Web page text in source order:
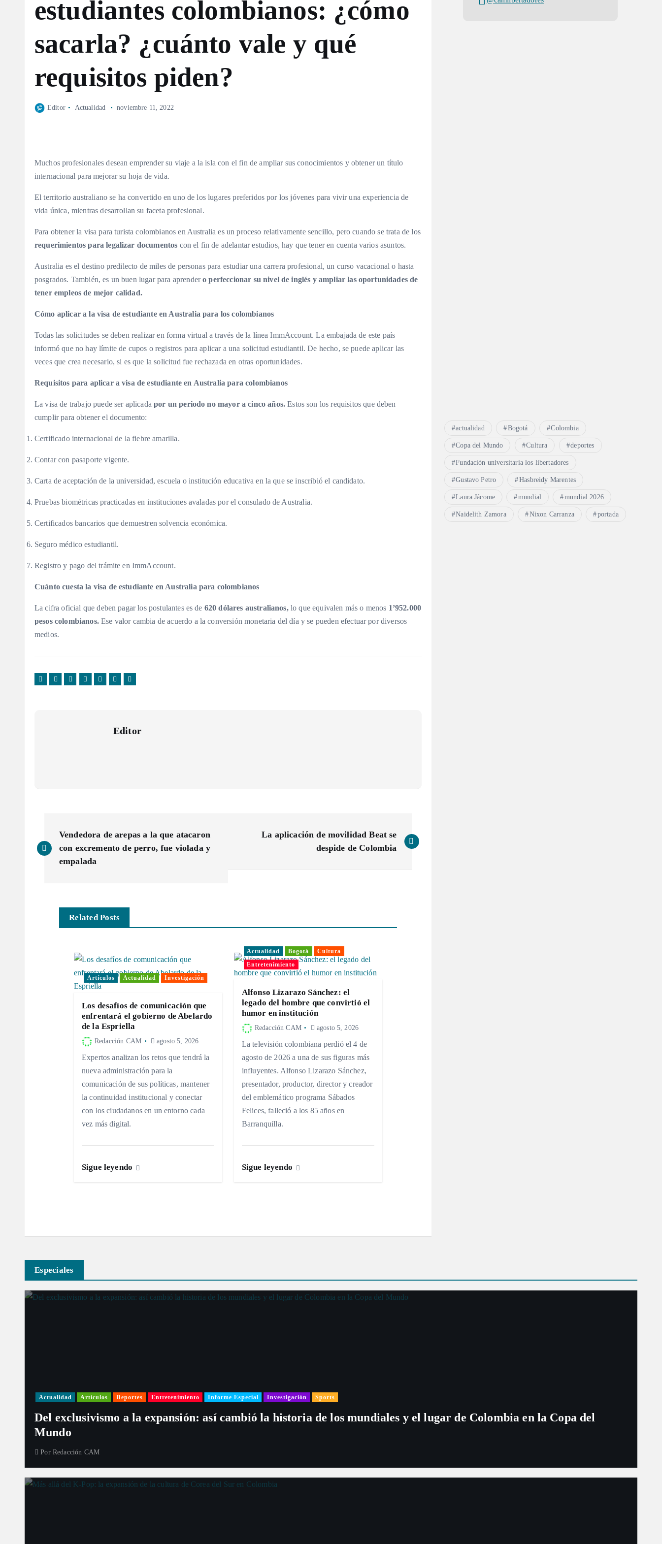
estudiantes colombianos: ¿cómo
sacarla? ¿cuánto vale y qué
requisitos piden?
Editor Actualidad noviembre 11, 2022
Muchos profesionales desean emprender su viaje a la isla con el fin de ampliar sus conocimientos y obtener un título
internacional para mejorar su hoja de vida.
El territorio australiano se ha convertido en uno de los lugares preferidos por los jóvenes para vivir una experiencia de
vida única, mientras desarrollan su faceta profesional.
Para obtener la visa para turista colombianos en Australia es un proceso relativamente sencillo, pero cuando se trata de los
requerimientos para legalizar documentos con el fin de adelantar estudios, hay que tener en cuenta varios asuntos.
Australia es el destino predilecto de miles de personas para estudiar una carrera profesional, un curso vacacional o hasta
posgrados. También, es un buen lugar para aprendero perfeccionar su nivel de inglés y ampliar las oportunidades de
tener empleos de mejor calidad.
Cómo aplicar a la visa de estudiante en Australia para los colombianos
Todas las solicitudes se deben realizar en forma virtual a través de la línea ImmAccount. La embajada de este país
informó que no hay límite de cupos o registros para aplicar a una solicitud estudiantil. De hecho, se puede aplicar las
veces que crea necesario, si es que la solicitud fue rechazada en otras oportunidades.
Requisitos para aplicar a visa de estudiante en Australia para colombianos
La visa de trabajo puede ser aplicadapor un periodo no mayor a cinco años.Estos son los requisitos que deben
cumplir para obtener el documento:
Certificado internacional de la fiebre amarilla.
Contar con pasaporte vigente.
Carta de aceptación de la universidad, escuela o institución educativa en la que se inscribió el candidato.
Pruebas biométricas practicadas en instituciones avaladas por el consulado de Australia.
Certificados bancarios que demuestren solvencia económica.
Seguro médico estudiantil.
Registro y pago del trámite en ImmAccount.
Cuánto cuesta la visa de estudiante en Australia para colombianos
La cifra oficial que deben pagar los postulantes es de 620 dólares australianos, lo que equivalen más o menos 1’952.000
pesos colombianos.Ese valor cambia de acuerdo a la conversión monetaria del día y se pueden efectuar por diversos
medios.
Editor
a
r
a
d
Vendedora de arepas a la que atacaron
con excremento de perro, fue violada y
empalada
La aplicación de movilidad Beat se
despide de Colombia
Related Posts
Artículos Actualidad Investigación
Los desafíos de comunicación que
enfrentará el gobierno de Abelardo
de la Espriella
Redacción CAM agosto 5, 2026
Expertos analizan los retos que tendrá la
nueva administración para la
comunicación de sus políticas, mantener
la continuidad institucional y conectar
con los ciudadanos en un entorno cada
vez más digital.
Sigue leyendo
Actualidad Bogotá
Cultura
Entretenimiento
Alfonso Lizarazo Sánchez: el
legado del hombre que convirtió el
humor en institución
Redacción CAM agosto 5, 2026
La televisión colombiana perdió el 4 de
agosto de 2026 a una de sus figuras más
influyentes. Alfonso Lizarazo Sánchez,
presentador, productor, director y creador
del emblemático programa Sábados
Felices, falleció a los 85 años en
Barranquilla.
Sigue leyendo
actualidad Bogotá Colombia
Copa del Mundo Cultura deportes
Fundación universitaria los libertadores
Gustavo Petro Hasbreidy Marentes
Laura Jácome mundial mundial 2026
Naidelith Zamora Nixon Carranza portada
Especiales
Actualidad Artículos Deportes Entretenimiento Informe Especial Investigación Sports
Del exclusivismo a la expansión: así cambió la historia de los mundiales y el lugar de Colombia en la Copa del
Mundo
Por Redacción CAM